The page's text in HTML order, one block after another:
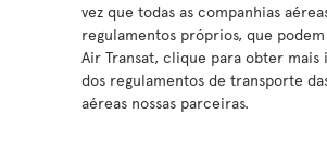
vez que todas as companhias
regulamentos próprios, que
Air Transat, clique para obter
dos regulamentos de transporte
aéreas nossas parceiras.